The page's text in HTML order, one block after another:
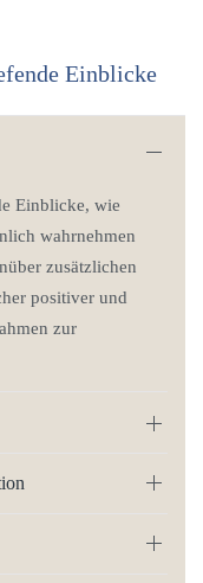
Einblicke
Einblicke, wie
wahrnehmen
zusätzlichen
positiver und
zur